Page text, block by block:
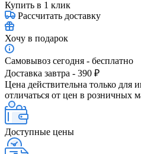
Купить в 1 клик
Рассчитать доставку
Хочу в подарок
Самовывоз сегодня - бесплатно
Доставка завтра - 390 ₽
Цена действительна только для
отличаться от цен в розничных
Доступные цены